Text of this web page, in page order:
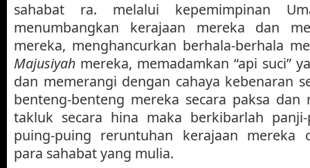
sahabat ra. melalui kepemimpinan
menumbangkan kerajaan mereka dan
mereka, menghancurkan berhala-berhala
Majusiyah mereka, memadamkan “api suci”
dan memerangi dengan cahaya kebenaran
benteng-benteng mereka secara paksa dan
takluk secara hina maka berkibarlah
puing-puing reruntuhan kerajaan mereka
para sahabat yang mulia.